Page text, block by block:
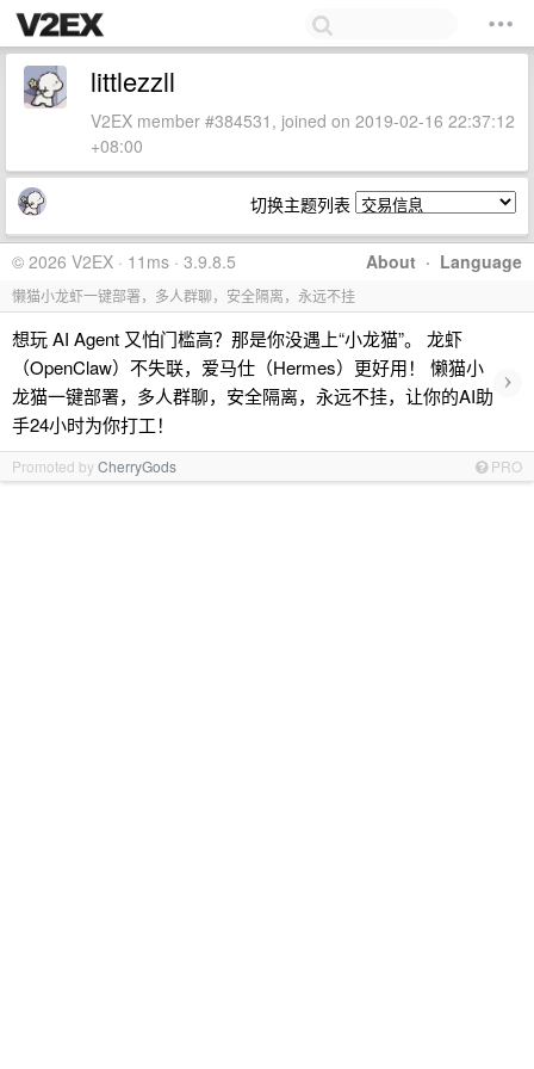
littlezzll
V2EX member #384531, joined on 2019-02-16 22:37:12
+08:00
切换主题列表
About · Language
© 2026 V2EX · 11ms · 3.9.8.5
懒猫小龙虾一键部署，多人群聊，安全隔离，永远不挂
想玩 AI Agent 又怕门槛高？那是你没遇上“小龙猫”。 龙虾
（OpenClaw）不失联，爱马仕（Hermes）更好用！ 懒猫小
龙猫一键部署，多人群聊，安全隔离，永远不挂，让你的AI助
手24小时为你打工！
›
Promoted byCherryGods PRO